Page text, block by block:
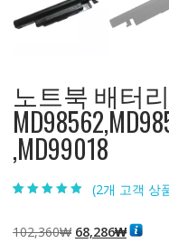
노트북 배터리
,MD99018
5점 만점에 점
으로 평가됨
(2개 고객 상
102,360₩ 원
68,286₩현